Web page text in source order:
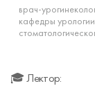
врач-
кафедры
🎓 Лектор: